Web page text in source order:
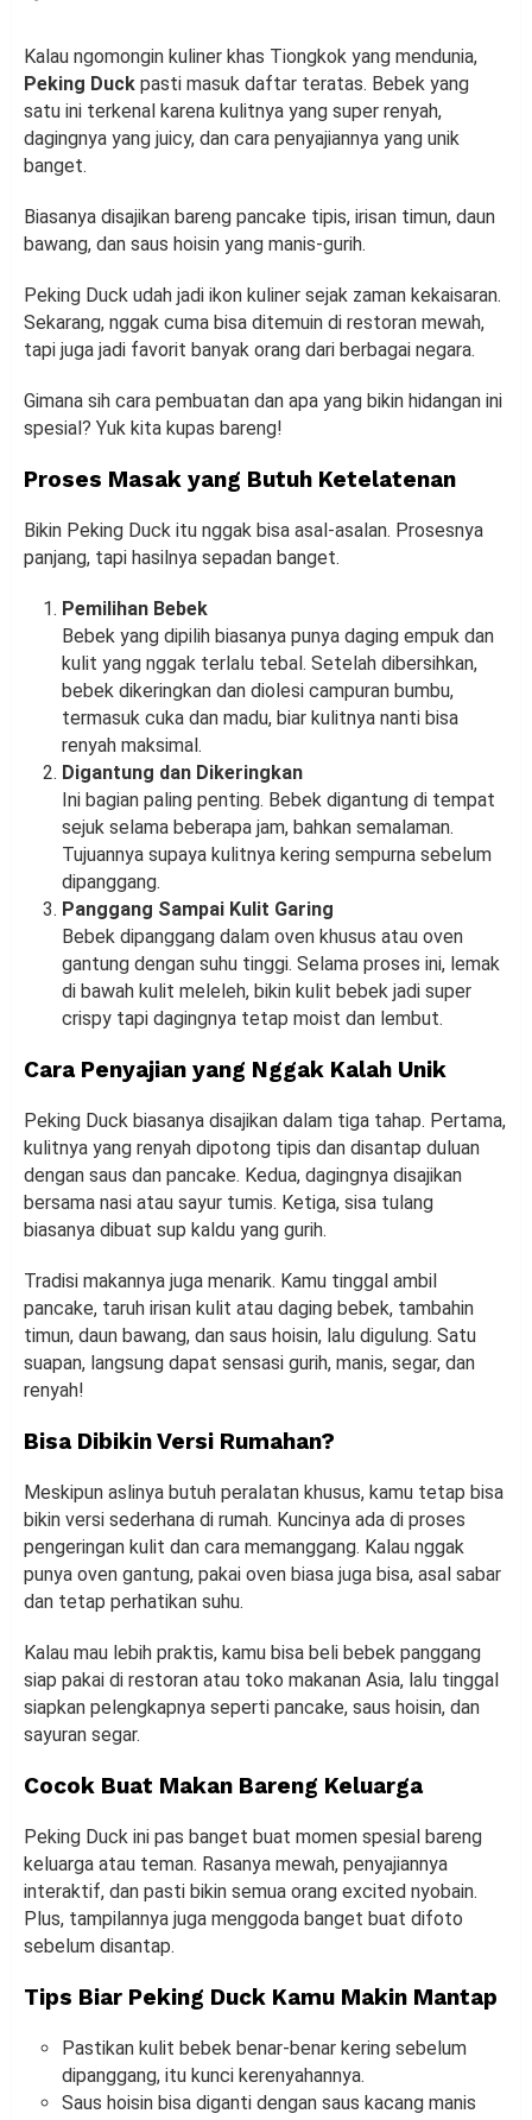
Kalau ngomongin kuliner khas Tiongkok yang mendunia,
Peking Duck pasti masuk daftar teratas. Bebek yang
satu ini terkenal karena kulitnya yang super renyah,
dagingnya yang juicy, dan cara penyajiannya yang unik
banget.
Biasanya disajikan bareng pancake tipis, irisan timun, daun
bawang, dan saus hoisin yang manis-gurih.
Peking Duck udah jadi ikon kuliner sejak zaman kekaisaran.
Sekarang, nggak cuma bisa ditemuin di restoran mewah,
tapi juga jadi favorit banyak orang dari berbagai negara.
Gimana sih cara pembuatan dan apa yang bikin hidangan ini
spesial? Yuk kita kupas bareng!
Proses Masak yang Butuh Ketelatenan
Bikin Peking Duck itu nggak bisa asal-asalan. Prosesnya
panjang, tapi hasilnya sepadan banget.
Pemilihan Bebek
Bebek yang dipilih biasanya punya daging empuk dan
kulit yang nggak terlalu tebal. Setelah dibersihkan,
bebek dikeringkan dan diolesi campuran bumbu,
termasuk cuka dan madu, biar kulitnya nanti bisa
renyah maksimal.
Digantung dan Dikeringkan
Ini bagian paling penting. Bebek digantung di tempat
sejuk selama beberapa jam, bahkan semalaman.
Tujuannya supaya kulitnya kering sempurna sebelum
dipanggang.
Panggang Sampai Kulit Garing
Bebek dipanggang dalam oven khusus atau oven
gantung dengan suhu tinggi. Selama proses ini, lemak
di bawah kulit meleleh, bikin kulit bebek jadi super
crispy tapi dagingnya tetap moist dan lembut.
Cara Penyajian yang Nggak Kalah Unik
Peking Duck biasanya disajikan dalam tiga tahap. Pertama,
kulitnya yang renyah dipotong tipis dan disantap duluan
dengan saus dan pancake. Kedua, dagingnya disajikan
bersama nasi atau sayur tumis. Ketiga, sisa tulang
biasanya dibuat sup kaldu yang gurih.
Tradisi makannya juga menarik. Kamu tinggal ambil
pancake, taruh irisan kulit atau daging bebek, tambahin
timun, daun bawang, dan saus hoisin, lalu digulung. Satu
suapan, langsung dapat sensasi gurih, manis, segar, dan
renyah!
Bisa Dibikin Versi Rumahan?
Meskipun aslinya butuh peralatan khusus, kamu tetap bisa
bikin versi sederhana di rumah. Kuncinya ada di proses
pengeringan kulit dan cara memanggang. Kalau nggak
punya oven gantung, pakai oven biasa juga bisa, asal sabar
dan tetap perhatikan suhu.
Kalau mau lebih praktis, kamu bisa beli bebek panggang
siap pakai di restoran atau toko makanan Asia, lalu tinggal
siapkan pelengkapnya seperti pancake, saus hoisin, dan
sayuran segar.
Cocok Buat Makan Bareng Keluarga
Peking Duck ini pas banget buat momen spesial bareng
keluarga atau teman. Rasanya mewah, penyajiannya
interaktif, dan pasti bikin semua orang excited nyobain.
Plus, tampilannya juga menggoda banget buat difoto
sebelum disantap.
Tips Biar Peking Duck Kamu Makin Mantap
Pastikan kulit bebek benar-benar kering sebelum
dipanggang, itu kunci kerenyahannya.
Saus hoisin bisa diganti dengan saus kacang manis